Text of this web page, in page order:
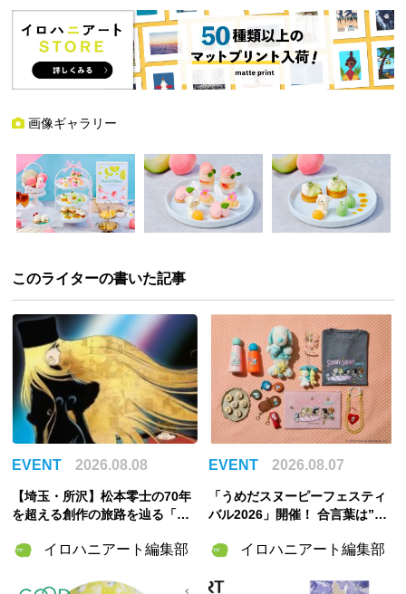
画像ギャラリー
このライターの書いた記事
EVENT 2026.08.08
【埼玉・所沢】松本零士の70年
を超える創作の旅路を辿る「松
ジアムで開催決定！
イロハニアート編集部
EVENT 2026.08.07
「うめだスヌーピーフェスティ
バル2026」開催！ 合言葉は”明
特別な2週間
イロハニアート編集部